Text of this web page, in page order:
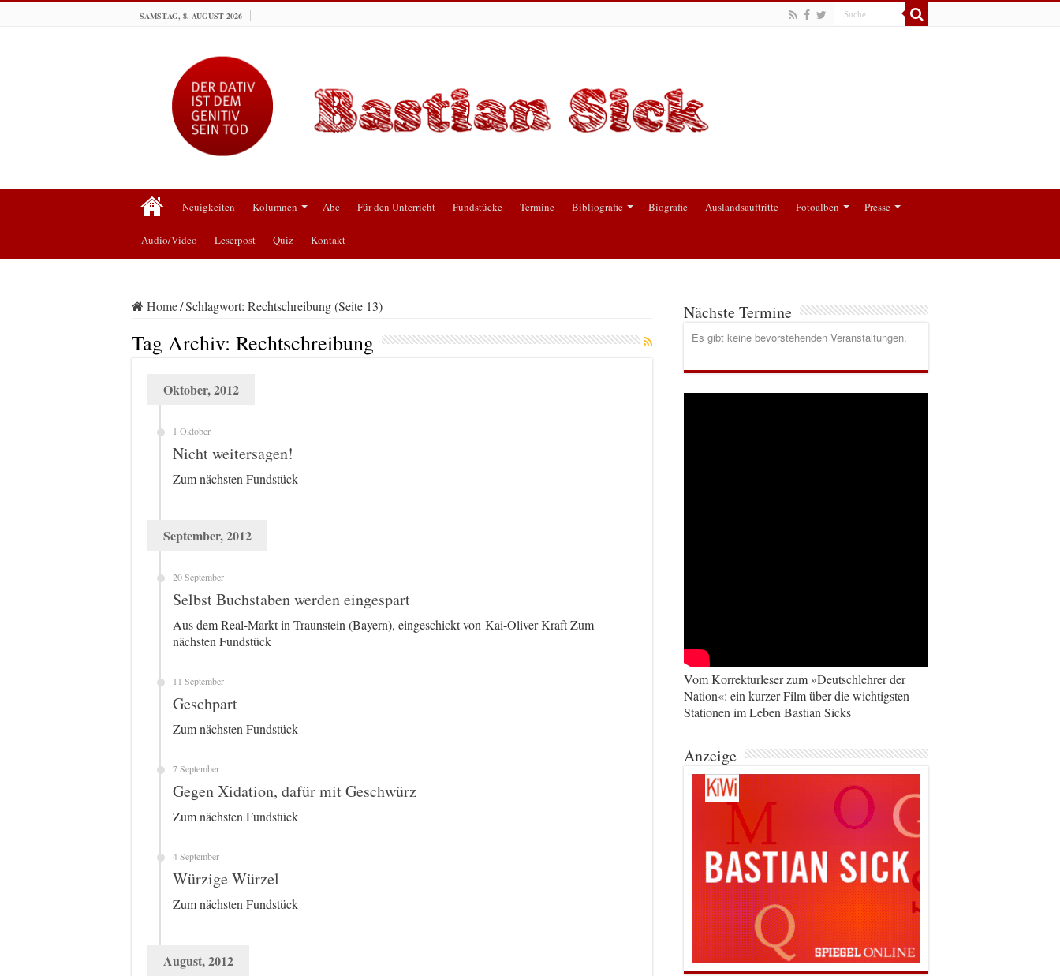
SAMSTAG, 8. AUGUST 2026
Neuigkeiten Kolumnen Abc Für den Unterricht Fundstücke Termine Bibliografie Biografie Auslandsauftritte Fotoalben Presse
Audio/Video Leserpost Quiz Kontakt
Home/Schlagwort: Rechtschreibung(Seite 13)
Tag Archiv: Rechtschreibung
Oktober, 2012
1 Oktober
Nicht weitersagen!
Zum nächsten Fundstück
September, 2012
20 September
Selbst Buchstaben werden eingespart
Aus dem Real-Markt in Traunstein (Bayern), eingeschickt von Kai-Oliver Kraft Zum
nächsten Fundstück
11 September
Geschpart
Zum nächsten Fundstück
7 September
Gegen Xidation, dafür mit Geschwürz
Zum nächsten Fundstück
4 September
Würzige Würzel
Zum nächsten Fundstück
August, 2012
Nächste Termine
Es gibt keine bevorstehenden Veranstaltungen.
Vom Korrekturleser zum »Deutschlehrer der
Nation«: ein kurzer Film über die wichtigsten
Stationen im Leben Bastian Sicks
Anzeige